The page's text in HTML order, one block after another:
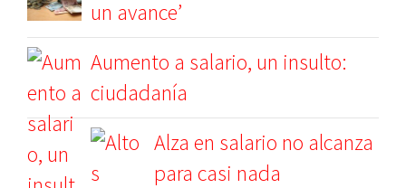
un avance’
Aumento a salario, un insulto:
ciudadanía
Alza en salario no alcanza
para casi nada